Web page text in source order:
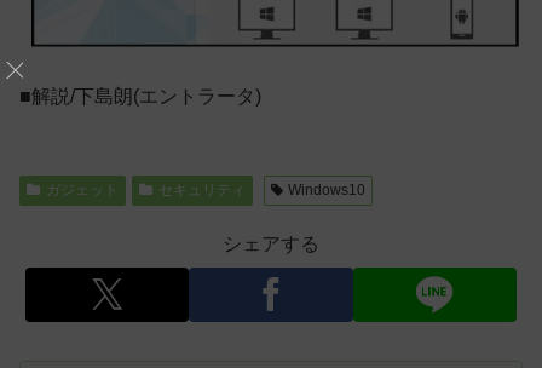
■解説/下島朗(エントラータ)
ガジェット セキュリティ Windows10
シェアする